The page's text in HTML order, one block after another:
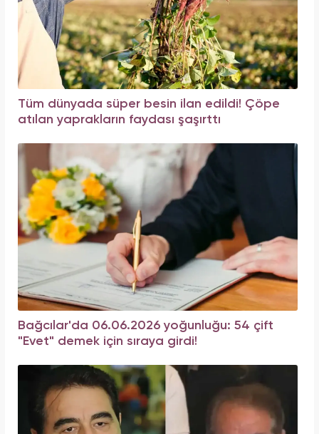
Tüm dünyada süper besin ilan edildi! Çöpe
atılan yaprakların faydası şaşırttı
Bağcılar'da 06.06.2026 yoğunluğu: 54 çift
"Evet" demek için sıraya girdi!